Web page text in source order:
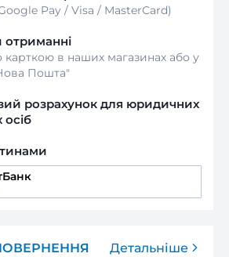
Pay / Visa / MasterСard)
карткою в наших магазинах або у
Пошта"
розрахунок для юридичних
осіб
Детальніше